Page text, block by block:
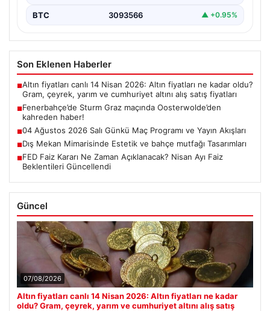
BTC 3093566 ▲ +0.95%
Son Eklenen Haberler
■Altın fiyatları canlı 14 Nisan 2026: Altın fiyatları ne kadar oldu?
Gram, çeyrek, yarım ve cumhuriyet altını alış satış fiyatları
■Fenerbahçe’de Sturm Graz maçında Oosterwolde’den
kahreden haber!
■04 Ağustos 2026 Salı Günkü Maç Programı ve Yayın Akışları
■Dış Mekan Mimarisinde Estetik ve bahçe mutfağı Tasarımları
■FED Faiz Kararı Ne Zaman Açıklanacak? Nisan Ayı Faiz
Beklentileri Güncellendi
Güncel
07/08/2026
Altın fiyatları canlı 14 Nisan 2026: Altın fiyatları ne kadar
oldu? Gram, çeyrek, yarım ve cumhuriyet altını alış satış